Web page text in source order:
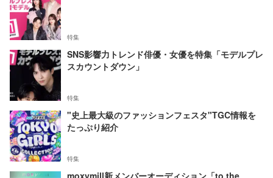
特集
SNS影響力トレンド俳優・女優を特集「モデルプレ
スカウントダウン」
特集
"史上最大級のファッションフェスタ"TGC情報を
たっぷり紹介
特集
moxymill新メンバーオーディション「to the